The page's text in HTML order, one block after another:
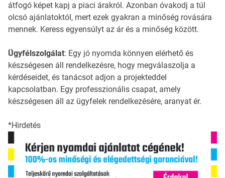
átfogó képet kapj a piaci árakról. Azonban óvakodj a túl
olcsó ajánlatoktól, mert ezek gyakran a minőség rovására
mennek. Keress egyensúlyt az ár és a minőség között.
Ügyfélszolgálat: Egy jó nyomda könnyen elérhető és
készségesen áll rendelkezésre, hogy megválaszolja a
kérdéseidet, és tanácsot adjon a projekteddel
kapcsolatban. Egy professzionális csapat, amely
készségesen áll az ügyfelek rendelkezésére, aranyat ér.
*Hirdetés